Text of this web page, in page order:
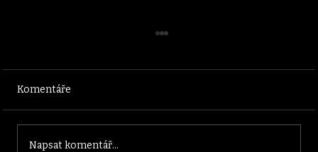
Komentáře
Napsat komentář...